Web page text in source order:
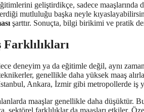
geliştirdikçe, sadece
mutluluğu başka neyle
şarttır. Sonuçta, bilgi birikimi ve pratik
Farklılıkları
deneyim ya da eğitimle değil, aynı
genellikle daha yüksek maaş
Ankara, İzmir gibi metropollerde iş
maaşlar genellikle daha düşüktür.